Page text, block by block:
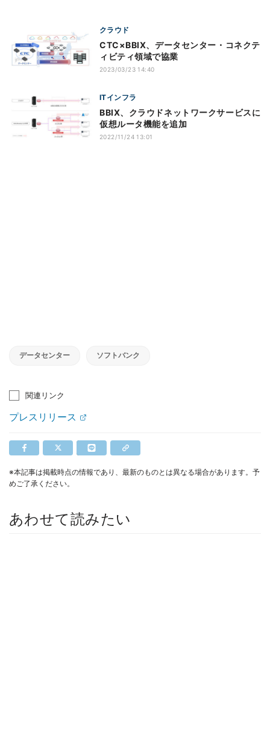
クラウド
CTC×BBIX、データセンター・コネクテ
ィビティ領域で協業
2023/03/23 14:40
ITインフラ
BBIX、クラウドネットワークサービスに
仮想ルータ機能を追加
2022/11/24 13:01
データセンター ソフトバンク
関連リンク
プレスリリース
※本記事は掲載時点の情報であり、最新のものとは異なる場合があります。予
めご了承ください。
あわせて読みたい